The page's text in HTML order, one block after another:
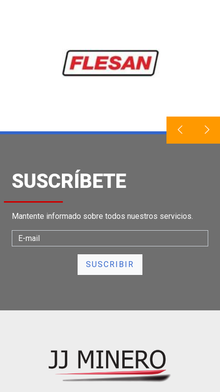
SUSCRÍBETE
Mantente informado sobre todos nuestros servicios.